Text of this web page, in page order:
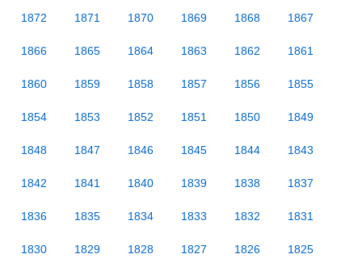
1872 1871 1870 1869 1868 1867
1866 1865 1864 1863 1862 1861
1860 1859 1858 1857 1856 1855
1854 1853 1852 1851 1850 1849
1848 1847 1846 1845 1844 1843
1842 1841 1840 1839 1838 1837
1836 1835 1834 1833 1832 1831
1830 1829 1828 1827 1826 1825